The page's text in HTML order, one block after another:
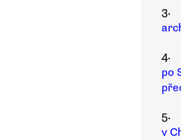
3.
4.
po
5.
v